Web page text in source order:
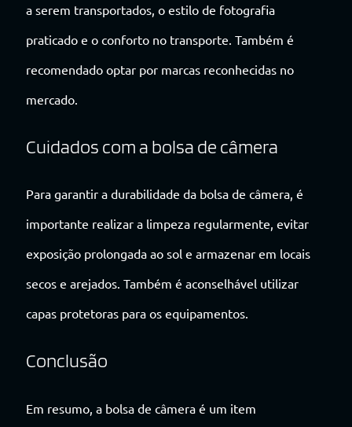
a serem transportados, o estilo de fotografia
praticado e o conforto no transporte. Também é
recomendado optar por marcas reconhecidas no
mercado.
Cuidados com a bolsa de câmera
Para garantir a durabilidade da bolsa de câmera, é
importante realizar a limpeza regularmente, evitar
exposição prolongada ao sol e armazenar em locais
secos e arejados. Também é aconselhável utilizar
capas protetoras para os equipamentos.
Conclusão
Em resumo, a bolsa de câmera é um item